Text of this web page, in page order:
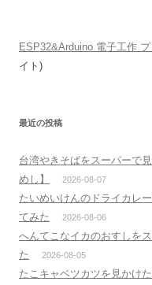
ESP32&Arduino 電子工作
イト)
最近の投稿
台湾やきそばをスーパーで
めし】
2026-08-07
たいめいけんのドライカレ
てみた
2026-08-06
へんてこなイカのおすしを
た
2026-08-05
たこキャベツカツを見かけ